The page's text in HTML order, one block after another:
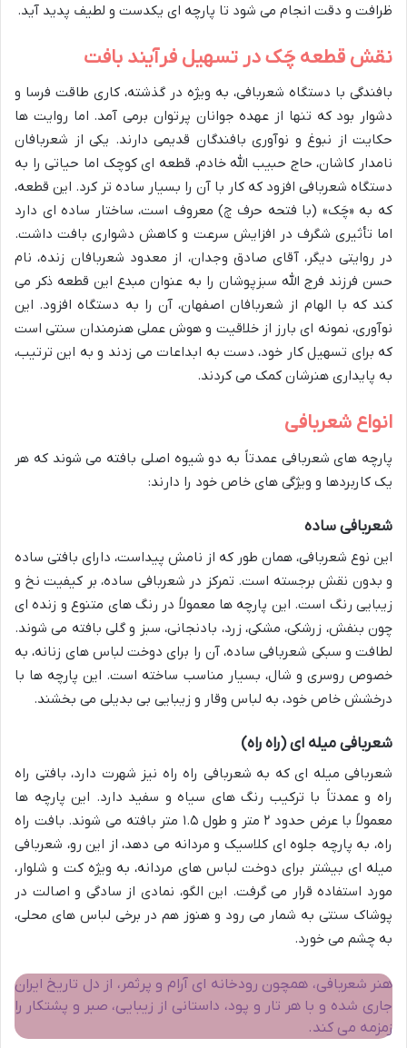
ظرافت و دقت انجام می شود تا پارچه ای یکدست و لطیف پدید آید.
نقش قطعه چَک در تسهیل فرآیند بافت
بافندگی با دستگاه شعربافی، به ویژه در گذشته، کاری طاقت فرسا و
دشوار بود که تنها از عهده جوانان پرتوان برمی آمد. اما روایت ها
حکایت از نبوغ و نوآوری بافندگان قدیمی دارند. یکی از شعربافان
نامدار کاشان، حاج حبیب الله خادم، قطعه ای کوچک اما حیاتی را به
دستگاه شعربافی افزود که کار با آن را بسیار ساده تر کرد. این قطعه،
که به «چَک» (با فتحه حرف چ) معروف است، ساختار ساده ای دارد
اما تأثیری شگرف در افزایش سرعت و کاهش دشواری بافت داشت.
در روایتی دیگر، آقای صادق وجدان، از معدود شعربافان زنده، نام
حسن فرزند فرج الله سبزپوشان را به عنوان مبدع این قطعه ذکر می
کند که با الهام از شعربافان اصفهان، آن را به دستگاه افزود. این
نوآوری، نمونه ای بارز از خلاقیت و هوش عملی هنرمندان سنتی است
که برای تسهیل کار خود، دست به ابداعات می زدند و به این ترتیب،
به پایداری هنرشان کمک می کردند.
انواع شعربافی
پارچه های شعربافی عمدتاً به دو شیوه اصلی بافته می شوند که هر
یک کاربردها و ویژگی های خاص خود را دارند:
شعربافی ساده
این نوع شعربافی، همان طور که از نامش پیداست، دارای بافتی ساده
و بدون نقش برجسته است. تمرکز در شعربافی ساده، بر کیفیت نخ و
زیبایی رنگ است. این پارچه ها معمولاً در رنگ های متنوع و زنده ای
چون بنفش، زرشکی، مشکی، زرد، بادنجانی، سبز و گلی بافته می شوند.
لطافت و سبکی شعربافی ساده، آن را برای دوخت لباس های زنانه، به
خصوص روسری و شال، بسیار مناسب ساخته است. این پارچه ها با
درخشش خاص خود، به لباس وقار و زیبایی بی بدیلی می بخشند.
شعربافی میله ای (راه راه)
شعربافی میله ای که به شعربافی راه راه نیز شهرت دارد، بافتی راه
راه و عمدتاً با ترکیب رنگ های سیاه و سفید دارد. این پارچه ها
معمولاً با عرض حدود ۲ متر و طول ۱.۵ متر بافته می شوند. بافت راه
راه، به پارچه جلوه ای کلاسیک و مردانه می دهد، از این رو، شعربافی
میله ای بیشتر برای دوخت لباس های مردانه، به ویژه کت و شلوار،
مورد استفاده قرار می گرفت. این الگو، نمادی از سادگی و اصالت در
پوشاک سنتی به شمار می رود و هنوز هم در برخی لباس های محلی،
به چشم می خورد.
هنر شعربافی، همچون رودخانه ای آرام و پرثمر، از دل تاریخ ایران
جاری شده و با هر تار و پود، داستانی از زیبایی، صبر و پشتکار را
زمزمه می کند.